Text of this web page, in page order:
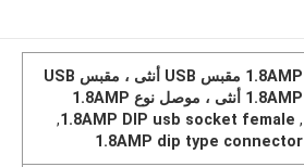
1.8AMP مقبس USB أنثى ، مقبس USB
1.8AMP أنثى ، موصل نوع 1.8AMP
,
1.8AMP DIP usb socket female
,
1.8AMP dip type connector